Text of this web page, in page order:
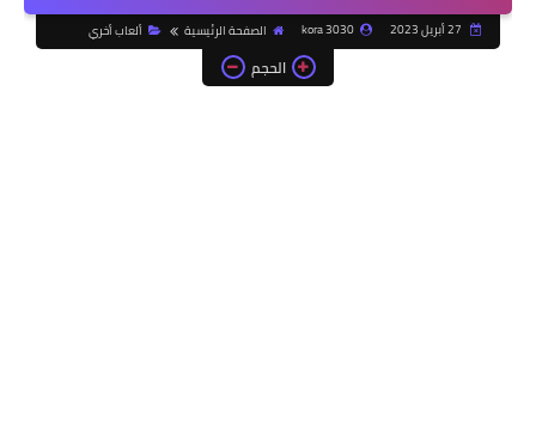
kora 3030 الصفحة الرئيسية ألعاب أخري
الحجم